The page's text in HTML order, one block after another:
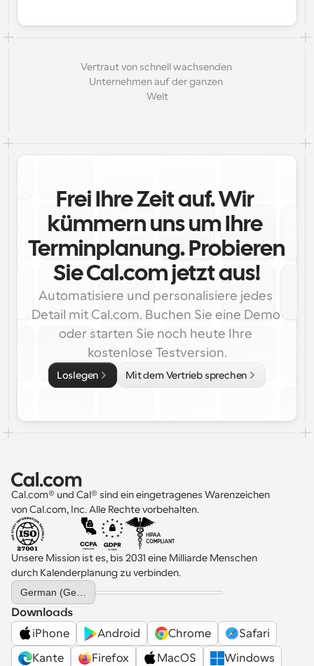
Vertraut von schnell wachsenden
Unternehmen auf der ganzen
Welt
Frei Ihre Zeit auf. Wir
kümmern uns um Ihre
Terminplanung. Probieren
Sie Cal.com jetzt aus!
Automatisiere und personalisiere jedes
Detail mit Cal.com. Buchen Sie eine Demo
oder starten Sie noch heute Ihre
kostenlose Testversion.
Loslegen Mit dem Vertrieb sprechen
Cal.com® und Cal® sind ein eingetragenes Warenzeichen
von Cal.com, Inc. Alle Rechte vorbehalten.
Unsere Mission ist es, bis 2031 eine Milliarde Menschen
durch Kalenderplanung zu verbinden.
Select Language
Downloads
iPhone
Android Chrome
Safari
Kante
Firefox MacOS
Windows